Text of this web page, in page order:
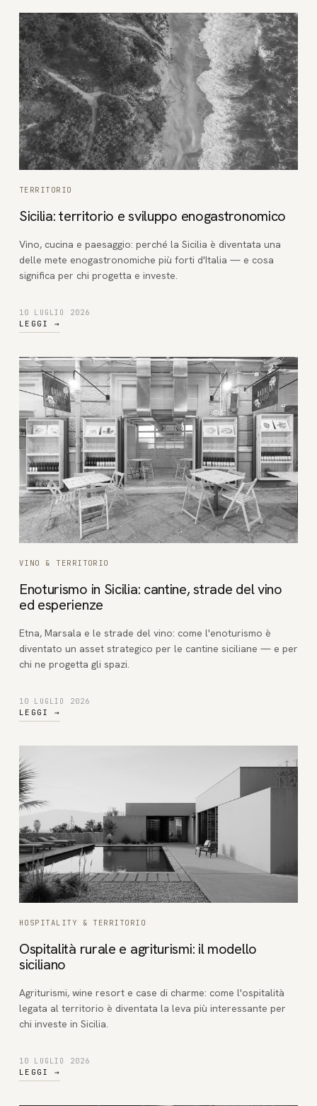
TERRITORIO
Sicilia: territorio e sviluppo enogastronomico
Vino, cucina e paesaggio: perché la Sicilia è diventata una
delle mete enogastronomiche più forti d'Italia — e cosa
significa per chi progetta e investe.
10 LUGLIO 2026
LEGGI →
VINO & TERRITORIO
Enoturismo in Sicilia: cantine, strade del vino
ed esperienze
Etna, Marsala e le strade del vino: come l'enoturismo è
diventato un asset strategico per le cantine siciliane — e per
chi ne progetta gli spazi.
10 LUGLIO 2026
LEGGI →
HOSPITALITY & TERRITORIO
Ospitalità rurale e agriturismi: il modello
siciliano
Agriturismi, wine resort e case di charme: come l'ospitalità
legata al territorio è diventata la leva più interessante per
chi investe in Sicilia.
10 LUGLIO 2026
LEGGI →